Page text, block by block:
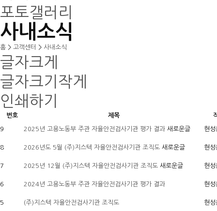
포토갤러리
사내소식
홈 > 고객센터 > 사내소식
글자크게
글자크기작게
인쇄하기
번호 제목
9 2025년 고용노동부 주관 자율안전검사기관 평가 결과 새로운글 현성
8 2026년도 5월 (주)지스텍 자율안전검사기관 조직도 새로운글 현성
7 2025년 12월 (주)지스텍 자율안전검사기관 조직도 새로운글 현성
6 2024년 고용노동부 주관 자율안전검사기관 평가 결과 현성
5 (주)지스텍 자율안전검사기관 조직도 현성